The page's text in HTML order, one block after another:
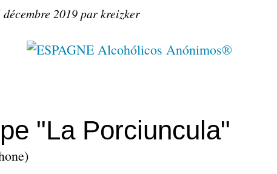
décembre 2019par kreizker
"La Porciuncula"